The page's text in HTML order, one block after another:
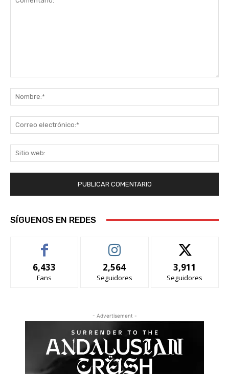
SÍGUENOS EN REDES
6,433
Fans
2,564
Seguidores
3,911
Seguidores
- Advertisement -